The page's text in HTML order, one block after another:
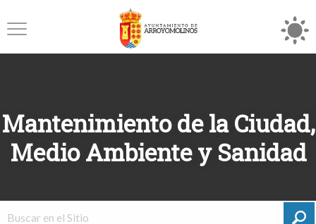
Mantenimiento de la Ciudad,
Medio Ambiente y Sanidad